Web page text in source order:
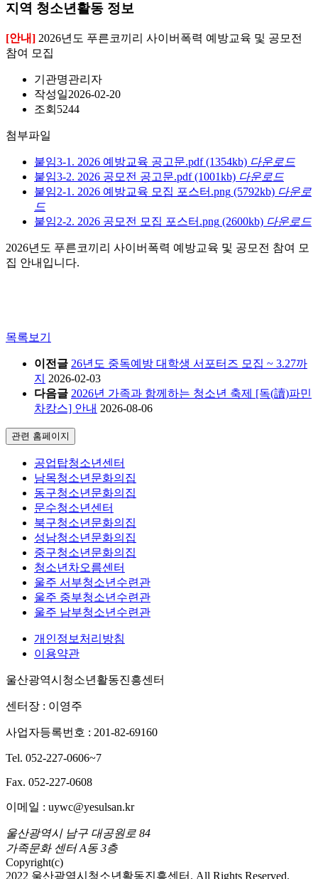
지역 청소년활동 정보
[안내] 2026년도 푸른코끼리 사이버폭력 예방교육 및 공모전
참여 모집
기관명관리자
작성일2026-02-20
조회 5244
첨부파일
붙임3-1. 2026 예방교육 공고문.pdf (1354kb) 다운로드
붙임3-2. 2026 공모전 공고문.pdf (1001kb) 다운로드
붙임2-1. 2026 예방교육 모집 포스터.png (5792kb) 다운로
드
붙임2-2. 2026 공모전 모집 포스터.png (2600kb) 다운로드
2026년도 푸른코끼리 사이버폭력 예방교육 및 공모전 참여 모
집 안내입니다.
목록보기
이전글 26년도 중독예방 대학생 서포터즈 모집 ~ 3.27까
지
2026-02-03
다음글 2026년 가족과 함께하는 청소년 축제 [독(讀)파민
차캉스] 안내 2026-08-06
관련 홈페이지
공업탑청소년센터
남목청소년문화의집
동구청소년문화의집
문수청소년센터
북구청소년문화의집
성남청소년문화의집
중구청소년문화의집
청소년차오름센터
울주 서부청소년수련관
울주 중부청소년수련관
울주 남부청소년수련관
개인정보처리방침
이용약관
울산광역시청소년활동진흥센터
센터장 : 이영주
사업자등록번호 : 201-82-69160
Tel. 052-227-0606~7
Fax. 052-227-0608
이메일 : uywc@yesulsan.kr
울산광역시 남구 대공원로 84
가족문화 센터 A동 3층
Copyright(c)
2022 울산광역시청소년활동진흥센터. All Rights Reserved.